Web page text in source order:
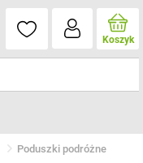
Koszyk
Poduszki podróżne